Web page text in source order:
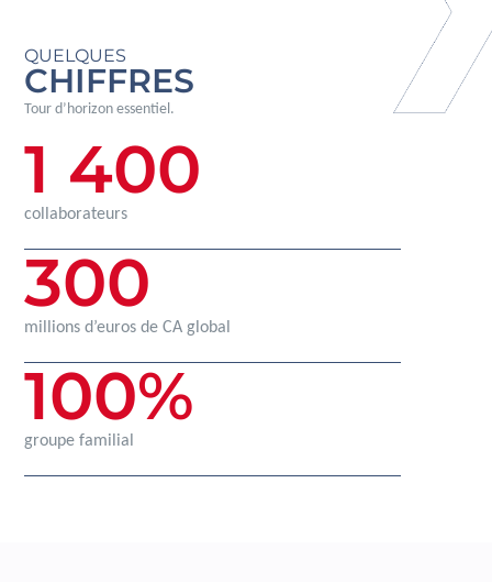
QUELQUES
CHIFFRES
Tour d’horizon essentiel.
collaborateurs
1 400
millions d’euros de CA global
300
groupe familial
100%